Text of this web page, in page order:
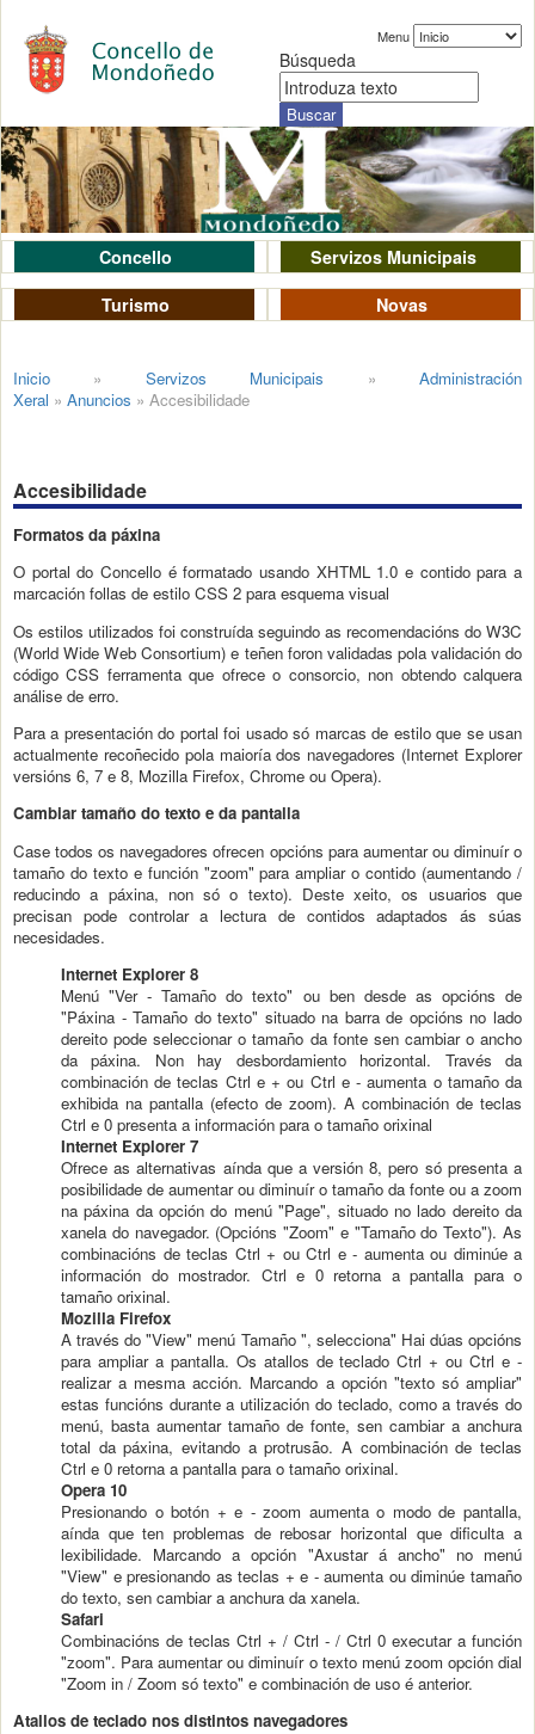
Menu
Búsqueda
Concello
Servizos Municipais
Turismo
Novas
Inicio » Servizos Municipais »Administración
Xeral » Anuncios » Accesibilidade
Accesibilidade
Formatos da páxina
O portal do Concello é formatado usando XHTML 1.0 e contido para a
marcación follas de estilo CSS 2 para esquema visual
Os estilos utilizados foi construída seguindo as recomendacións do W3C
(World Wide Web Consortium) e teñen foron validadas pola validación do
código CSS ferramenta que ofrece o consorcio, non obtendo calquera
análise de erro.
Para a presentación do portal foi usado só marcas de estilo que se usan
actualmente recoñecido pola maioría dos navegadores (Internet Explorer
versións 6, 7 e 8, Mozilla Firefox, Chrome ou Opera).
Cambiar tamaño do texto e da pantalla
Case todos os navegadores ofrecen opcións para aumentar ou diminuír o
tamaño do texto e función "zoom" para ampliar o contido (aumentando /
reducindo a páxina, non só o texto). Deste xeito, os usuarios que
precisan pode controlar a lectura de contidos adaptados ás súas
necesidades.
Internet Explorer 8
Menú "Ver - Tamaño do texto" ou ben desde as opcións de
"Páxina - Tamaño do texto" situado na barra de opcións no lado
dereito pode seleccionar o tamaño da fonte sen cambiar o ancho
da páxina. Non hay desbordamiento horizontal. Través da
combinación de teclas Ctrl e + ou Ctrl e - aumenta o tamaño da
exhibida na pantalla (efecto de zoom). A combinación de teclas
Ctrl e 0 presenta a información para o tamaño orixinal
Internet Explorer 7
Ofrece as alternativas aínda que a versión 8, pero só presenta a
posibilidade de aumentar ou diminuír o tamaño da fonte ou a zoom
na páxina da opción do menú "Page", situado no lado dereito da
xanela do navegador. (Opcións "Zoom" e "Tamaño do Texto"). As
combinacións de teclas Ctrl + ou Ctrl e - aumenta ou diminúe a
información do mostrador. Ctrl e 0 retorna a pantalla para o
tamaño orixinal.
Mozilla Firefox
A través do "View" menú Tamaño ", selecciona" Hai dúas opcións
para ampliar a pantalla. Os atallos de teclado Ctrl + ou Ctrl e -
realizar a mesma acción. Marcando a opción "texto só ampliar"
estas funcións durante a utilización do teclado, como a través do
menú, basta aumentar tamaño de fonte, sen cambiar a anchura
total da páxina, evitando a protrusão. A combinación de teclas
Ctrl e 0 retorna a pantalla para o tamaño orixinal.
Opera 10
Presionando o botón + e - zoom aumenta o modo de pantalla,
aínda que ten problemas de rebosar horizontal que dificulta a
lexibilidade. Marcando a opción "Axustar á ancho" no menú
"View" e presionando as teclas + e - aumenta ou diminúe tamaño
do texto, sen cambiar a anchura da xanela.
Safari
Combinacións de teclas Ctrl + / Ctrl - / Ctrl 0 executar a función
"zoom". Para aumentar ou diminuír o texto menú zoom opción dial
"Zoom in / Zoom só texto" e combinación de uso é anterior.
Atallos de teclado nos distintos navegadores